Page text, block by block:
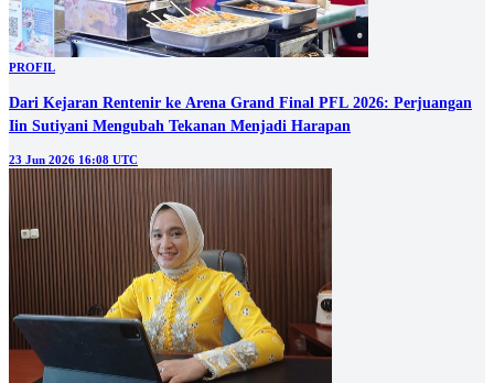
PROFIL
Dari Kejaran Rentenir ke Arena Grand Final PFL 2026: Perjuangan
Iin Sutiyani Mengubah Tekanan Menjadi Harapan
23 Jun 2026 16:08 UTC